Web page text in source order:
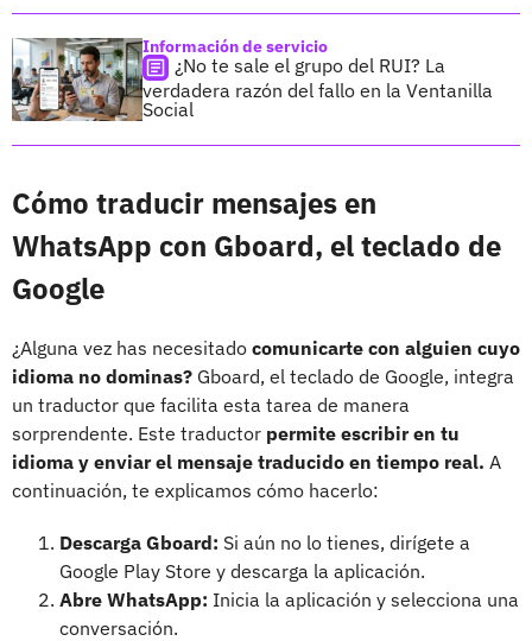
Información de servicio
¿No te sale el grupo del RUI? La
verdadera razón del fallo en la Ventanilla
Social
Cómo traducir mensajes en
WhatsApp con Gboard, el teclado de
Google
¿Alguna vez has necesitado comunicarte con alguien cuyo
idioma no dominas? Gboard, el teclado de Google, integra
un traductor que facilita esta tarea de manera
sorprendente. Este traductor permite escribir en tu
idioma y enviar el mensaje traducido en tiempo real. A
continuación, te explicamos cómo hacerlo:
Descarga Gboard: Si aún no lo tienes, dirígete a
Google Play Store y descarga la aplicación.
Abre WhatsApp: Inicia la aplicación y selecciona una
conversación.